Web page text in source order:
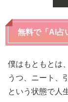
無料で「AI占
僕はもともとは、
うつ、ニート、
という状態で人